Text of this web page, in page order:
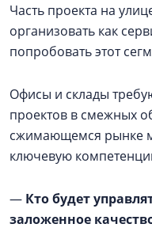
Часть проекта на
организовать как
попробовать этот
Офисы и склады
проектов в смежных
сжимающемся рынке
ключевую
— Кто будет
заложенное